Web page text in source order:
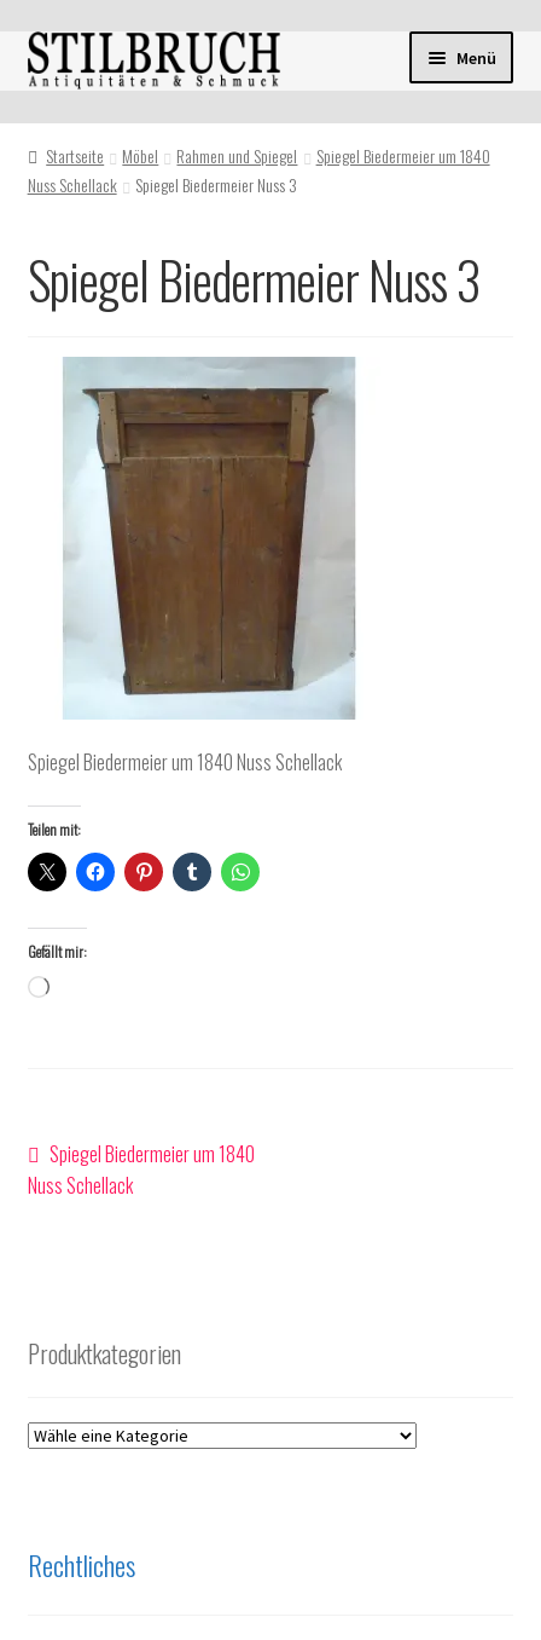
Zur
Navigation
Zum
Inhalt
Menü
Startseite Möbel Rahmen und Spiegel
Spiegel Biedermeier um 1840
Nuss Schellack
Spiegel Biedermeier Nuss 3
Spiegel Biedermeier Nuss 3
Spiegel Biedermeier um 1840 Nuss Schellack
Teilen mit:
Gefällt mir:
Wird
Beitragsnavigation
Vorheriger
Beitrag:
Spiegel Biedermeier um 1840
Nuss Schellack
Produktkategorien
Rechtliches